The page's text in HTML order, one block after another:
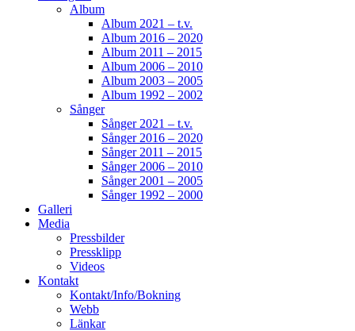
Album
Album 2021 – t.v.
Album 2016 – 2020
Album 2011 – 2015
Album 2006 – 2010
Album 2003 – 2005
Album 1992 – 2002
Sånger
Sånger 2021 – t.v.
Sånger 2016 – 2020
Sånger 2011 – 2015
Sånger 2006 – 2010
Sånger 2001 – 2005
Sånger 1992 – 2000
Galleri
Media
Pressbilder
Pressklipp
Videos
Kontakt
Kontakt/Info/Bokning
Webb
Länkar